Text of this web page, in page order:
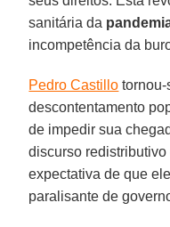
sanitária da
incompetência da
Pedro Castillo tornou-
descontentamento
de impedir sua
discurso
expectativa de que
paralisante de